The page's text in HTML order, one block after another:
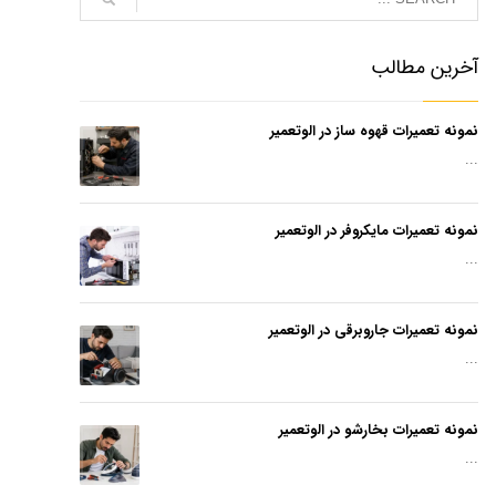
آخرین مطالب
نمونه تعمیرات قهوه ساز در الوتعمیر
...
نمونه تعمیرات مایکروفر در الوتعمیر
...
نمونه تعمیرات جاروبرقی در الوتعمیر
...
نمونه تعمیرات بخارشو در الوتعمیر
...